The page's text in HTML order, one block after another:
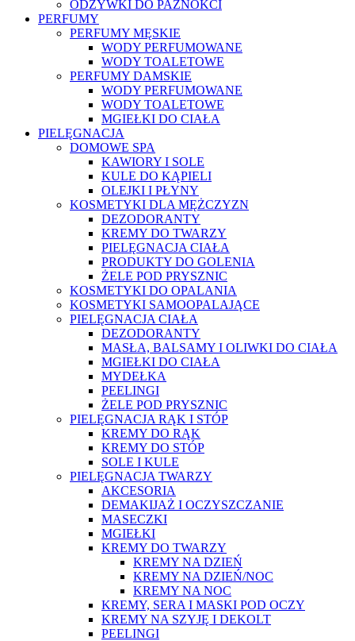
ODŻYWKI DO PAZNOKCI
PERFUMY
PERFUMY MĘSKIE
WODY PERFUMOWANE
WODY TOALETOWE
PERFUMY DAMSKIE
WODY PERFUMOWANE
WODY TOALETOWE
MGIEŁKI DO CIAŁA
PIELĘGNACJA
DOMOWE SPA
KAWIORY I SOLE
KULE DO KĄPIELI
OLEJKI I PŁYNY
KOSMETYKI DLA MĘŻCZYZN
DEZODORANTY
KREMY DO TWARZY
PIELĘGNACJA CIAŁA
PRODUKTY DO GOLENIA
ŻELE POD PRYSZNIC
KOSMETYKI DO OPALANIA
KOSMETYKI SAMOOPALAJĄCE
PIELĘGNACJA CIAŁA
DEZODORANTY
MASŁA, BALSAMY I OLIWKI DO CIAŁA
MGIEŁKI DO CIAŁA
MYDEŁKA
PEELINGI
ŻELE POD PRYSZNIC
PIELĘGNACJA RĄK I STÓP
KREMY DO RĄK
KREMY DO STÓP
SOLE I KULE
PIELĘGNACJA TWARZY
AKCESORIA
DEMAKIJAŻ I OCZYSZCZANIE
MASECZKI
MGIEŁKI
KREMY DO TWARZY
KREMY NA DZIEŃ
KREMY NA DZIEŃ/NOC
KREMY NA NOC
KREMY, SERA I MASKI POD OCZY
KREMY NA SZYJĘ I DEKOLT
PEELINGI